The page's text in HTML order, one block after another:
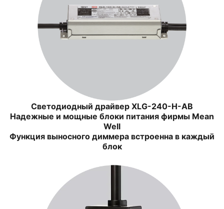
Светодиодный драйвер XLG-240-H-AB
Надежные и мощные блоки питания фирмы Mean
Well
Функция выносного диммера встроенна в каждый
блок